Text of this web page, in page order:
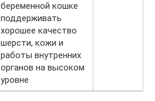
беременной кошке
поддерживать
хорошее качество
шерсти, кожи и
работы внутренних
органов на высоком
уровне